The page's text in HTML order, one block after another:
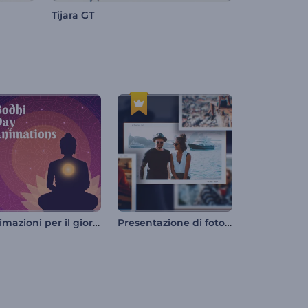
Tijara GT
Animazioni per il giorno di Bodhi Presentazione di fotogrammi Polaroid